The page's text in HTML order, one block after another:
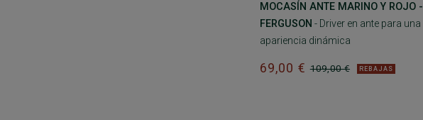
MOCASÍN ANTE MARINO Y ROJO -
FERGUSON - Driver en ante para una
apariencia dinámica
109,00 €
69,00 € REBAJAS